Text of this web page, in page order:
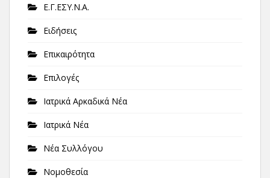
Ε.Γ.ΕΣΥ.Ν.Α.
Ειδήσεις
Επικαιρότητα
Επιλογές
Ιατρικά Αρκαδικά Νέα
Ιατρικά Νέα
Νέα Συλλόγου
Νομοθεσία